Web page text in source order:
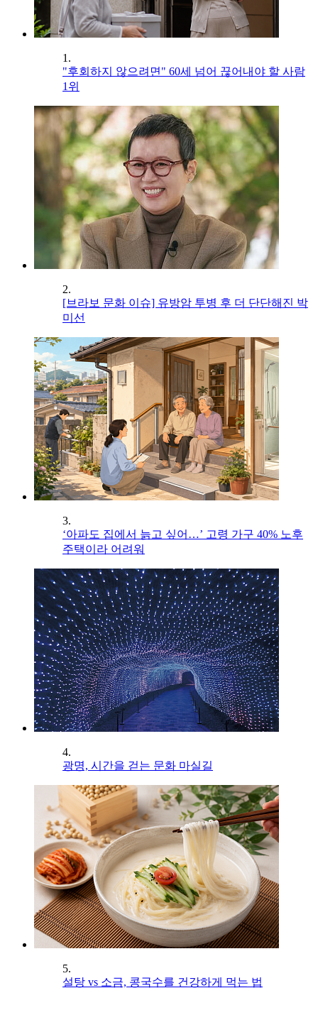
1.
"후회하지 않으려면" 60세 넘어 끊어내야 할 사람
1위
2.
[브라보 문화 이슈] 유방암 투병 후 더 단단해진 박
미선
3.
‘아파도 집에서 늙고 싶어…’ 고령 가구 40% 노후
주택이라 어려워
4.
광명, 시간을 걷는 문화 마실길
5.
설탕 vs 소금, 콩국수를 건강하게 먹는 법